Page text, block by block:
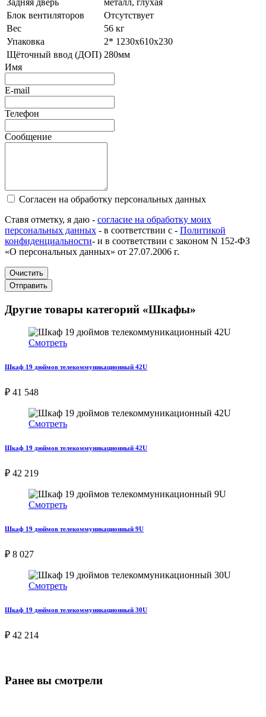
Задняя дверь
металл, глухая
Блок вентиляторов
Отсутствует
Вес
56 кг
Упаковка
2* 1230х610х230
Щёточный ввод (ДОП) 280мм
Имя
E-mail
Телефон
Сообщение
Согласен на обработку персональных данных
Ставя отметку, я даю - согласие на обработку моих
персональных данных - в соответствии с - Политикой
конфиденциальности- и в соответствии с законом N 152-ФЗ
«О персональных данных» от 27.07.2006 г.
Очистить
Отправить
Другие товары категорий «Шкафы»
Смотреть
Шкаф 19 дюймов телекоммуникационный 42U
₽ 41 548
Смотреть
Шкаф 19 дюймов телекоммуникационный 42U
₽ 42 219
Смотреть
Шкаф 19 дюймов телекоммуникационный 9U
₽ 8 027
Смотреть
Шкаф 19 дюймов телекоммуникационный 30U
₽ 42 214
Ранее вы смотрели